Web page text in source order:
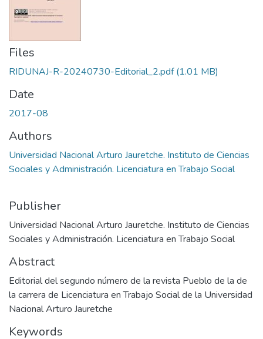
Files
RIDUNAJ-R-20240730-Editorial_2.pdf(1.01 MB)
Date
2017-08
Authors
Universidad Nacional Arturo Jauretche. Instituto de Ciencias
Sociales y Administración. Licenciatura en Trabajo Social
Publisher
Universidad Nacional Arturo Jauretche. Instituto de Ciencias
Sociales y Administración. Licenciatura en Trabajo Social
Abstract
Editorial del segundo número de la revista Pueblo de la de
la carrera de Licenciatura en Trabajo Social de la Universidad
Nacional Arturo Jauretche
Keywords